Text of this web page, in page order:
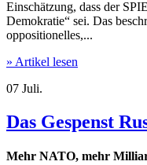
Einschätzung, dass der
Demokratie“ sei. Das
oppositionelles,...
» Artikel lesen
07 Juli.
Das Gespenst
Mehr NATO, mehr